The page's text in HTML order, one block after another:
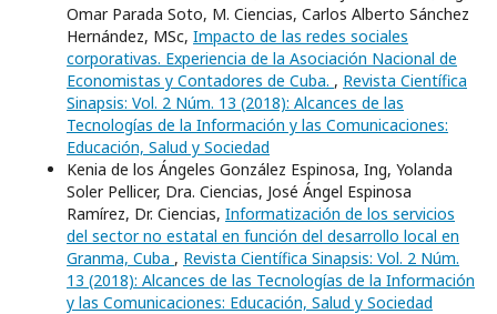
Omar Parada Soto, M. Ciencias, Carlos Alberto Sánchez
Hernández, MSc, Impacto de las redes sociales
corporativas. Experiencia de la Asociación Nacional de
Economistas y Contadores de Cuba. , Revista Científica
Sinapsis: Vol. 2 Núm. 13 (2018): Alcances de las
Tecnologías de la Información y las Comunicaciones:
Educación, Salud y Sociedad
Kenia de los Ángeles González Espinosa, Ing, Yolanda
Soler Pellicer, Dra. Ciencias, José Ángel Espinosa
Ramírez, Dr. Ciencias, Informatización de los servicios
del sector no estatal en función del desarrollo local en
Granma, Cuba , Revista Científica Sinapsis: Vol. 2 Núm.
13 (2018): Alcances de las Tecnologías de la Información
y las Comunicaciones: Educación, Salud y Sociedad